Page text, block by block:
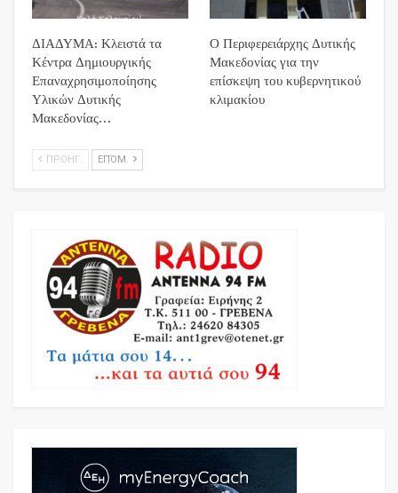
ΔΙΑΔΥΜΑ: Κλειστά τα
Κέντρα Δημιουργικής
Επαναχρησιμοποίησης
Υλικών Δυτικής
Μακεδονίας…
Ο Περιφερειάρχης Δυτικής
Μακεδονίας για την
επίσκεψη του κυβερνητικού
κλιμακίου
ΠΡΟΗΓ. ΕΠΌΜ.